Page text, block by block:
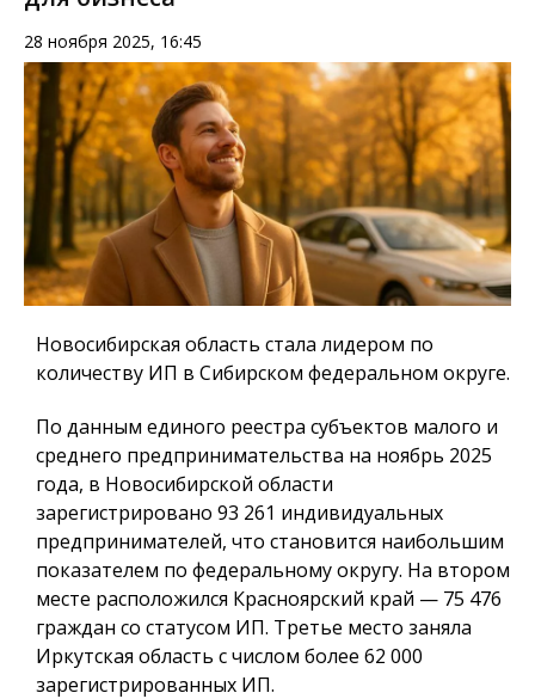
28 ноября 2025, 16:45
Новосибирская область стала лидером по
количеству ИП в Сибирском федеральном округе.
По данным единого реестра субъектов малого и
среднего предпринимательства на ноябрь 2025
года, в Новосибирской области
зарегистрировано 93 261 индивидуальных
предпринимателей, что становится наибольшим
показателем по федеральному округу. На втором
месте расположился Красноярский край — 75 476
граждан со статусом ИП. Третье место заняла
Иркутская область с числом более 62 000
зарегистрированных ИП.